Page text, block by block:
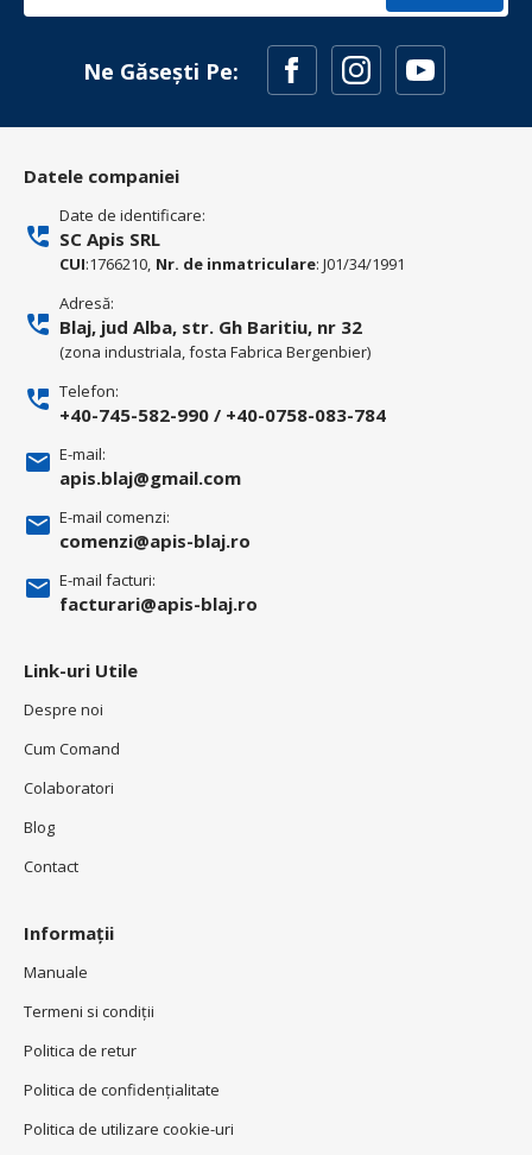
Ne Găsești Pe:
Datele companiei
Date de identificare:
SC Apis SRL
CUI:1766210, Nr. de inmatriculare: J01/34/1991
Adresă:
Blaj, jud Alba, str. Gh Baritiu, nr 32
(zona industriala, fosta Fabrica Bergenbier)
Telefon:
+40-745-582-990 / +40-0758-083-784
E-mail:
apis.blaj@gmail.com
E-mail comenzi:
comenzi@apis-blaj.ro
E-mail facturi:
facturari@apis-blaj.ro
Link-uri Utile
Despre noi
Cum Comand
Colaboratori
Blog
Contact
Informații
Manuale
Termeni si condiţii
Politica de retur
Politica de confidenţialitate
Politica de utilizare cookie-uri